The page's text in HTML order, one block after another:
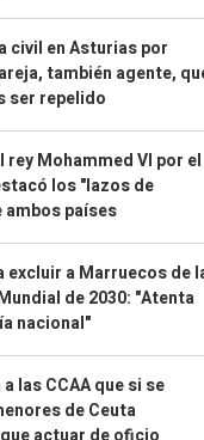
civil en Asturias por
también agente,
ser repelido
Mohammed VI por el
los "lazos de
ambos países
excluir a Marruecos de
de 2030: "Atenta
nacional"
las CCAA que si se
de Ceuta